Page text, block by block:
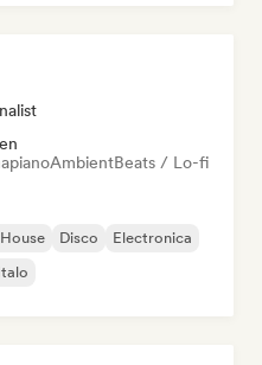
AmbientBeats / Lo-fi
Disco
Electronica